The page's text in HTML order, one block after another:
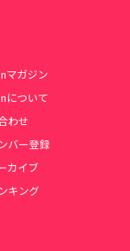
マガジン
について
わせ
バー登録
カイブ
キング